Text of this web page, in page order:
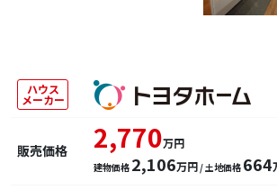
ハウス
メーカー
販売価格 2,770万円
建物価格 2,106万円 / 土地価格 664